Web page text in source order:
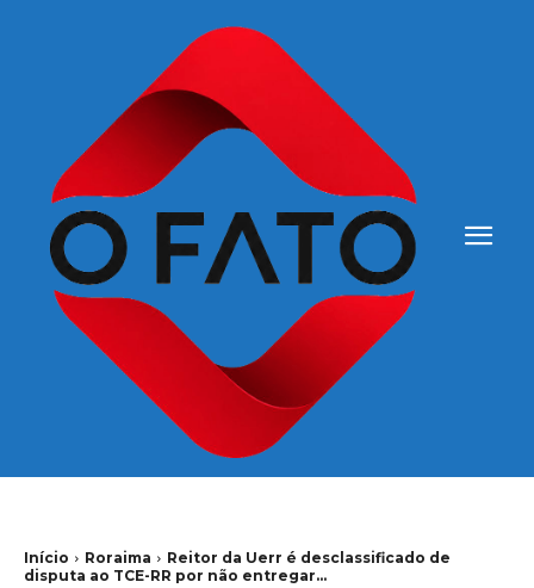
Início Roraima
Reitor da Uerr é desclassificado de
disputa ao TCE-RR por não entregar...